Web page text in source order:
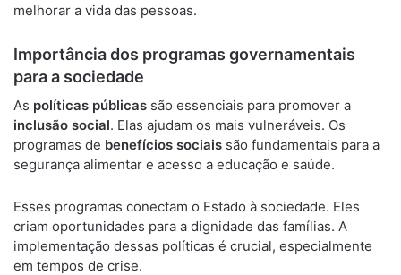
melhorar a vida das pessoas.
Importância dos programas governamentais
para a sociedade
As políticas públicas são essenciais para promover a
inclusão social. Elas ajudam os mais vulneráveis. Os
programas de benefícios sociais são fundamentais para a
segurança alimentar e acesso a educação e saúde.
Esses programas conectam o Estado à sociedade. Eles
criam oportunidades para a dignidade das famílias. A
implementação dessas políticas é crucial, especialmente
em tempos de crise.